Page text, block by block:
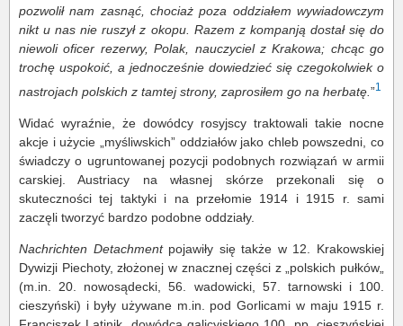
pozwolił nam zasnąć, chociaż poza oddziałem wywiadowczym
nikt u nas nie ruszył z okopu. Razem z kompanją dostał się do
niewoli oficer rezerwy, Polak, nauczyciel z Krakowa; chcąc go
trochę uspokoić, a jednocześnie dowiedzieć się czegokolwiek o
nastrojach polskich z tamtej strony, zaprosiłem go na herbatę. ”1
Widać wyraźnie, że dowódcy rosyjscy traktowali takie nocne
akcje i użycie „myśliwskich” oddziałów jako chleb powszedni, co
świadczy o ugruntowanej pozycji podobnych rozwiązań w armii
carskiej. Austriacy na własnej skórze przekonali się o
skuteczności tej taktyki i na przełomie 1914 i 1915 r. sami
zaczęli tworzyć bardzo podobne oddziały.
Nachrichten Detachment pojawiły się także w 12. Krakowskiej
Dywizji Piechoty, złożonej w znacznej części z „polskich pułków„
(m.in. 20. nowosądecki, 56. wadowicki, 57. tarnowski i 100.
cieszyński) i były używane m.in. pod Gorlicami w maju 1915 r.